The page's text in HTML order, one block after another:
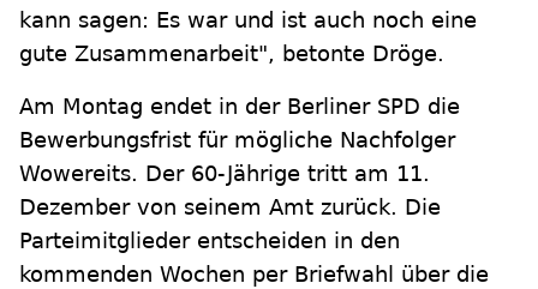
kann sagen: Es war und ist auch noch eine
gute Zusammenarbeit", betonte Dröge.
Am Montag endet in der Berliner SPD die
Bewerbungsfrist für mögliche Nachfolger
Wowereits. Der 60-Jährige tritt am 11.
Dezember von seinem Amt zurück. Die
Parteimitglieder entscheiden in den
kommenden Wochen per Briefwahl über die